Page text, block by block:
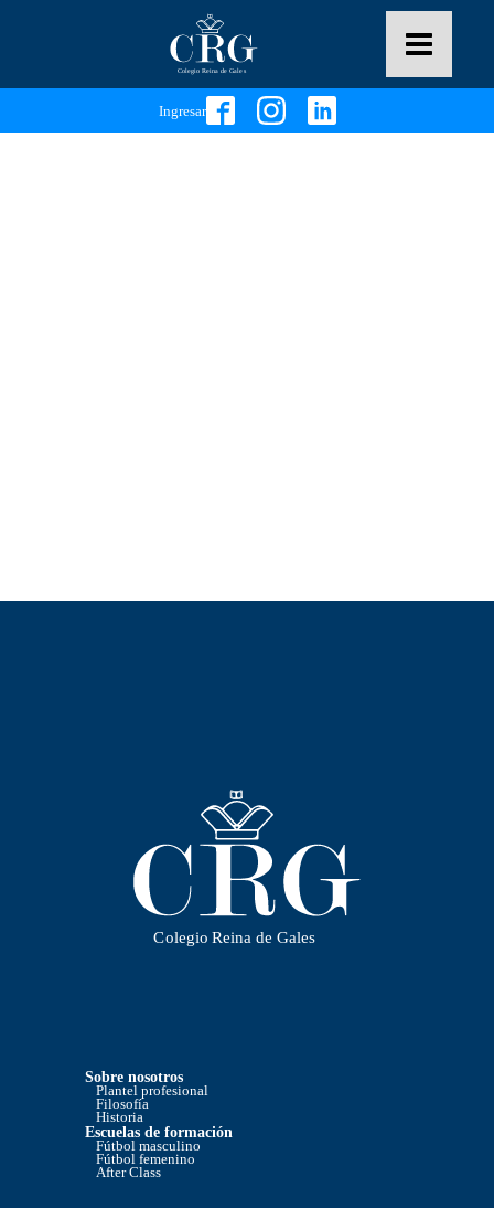
Ingresar
Sobre nosotros
Plantel profesional
Filosofía
Historia
Escuelas de formación
Fútbol masculino
Fútbol femenino
After Class